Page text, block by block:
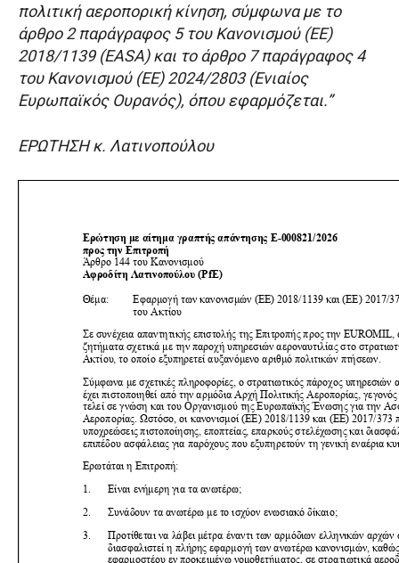
πολιτική αεροπορική κίνηση, σύμφωνα με το
άρθρο 2 παράγραφος 5 του Κανονισμού (ΕΕ)
2018/1139 (EASA) και το άρθρο 7 παράγραφος 4
του Κανονισμού (ΕΕ) 2024/2803 (Ενιαίος
Ευρωπαϊκός Ουρανός), όπου εφαρμόζεται.”
ΕΡΩΤΗΣΗ κ. Λατινοπούλου